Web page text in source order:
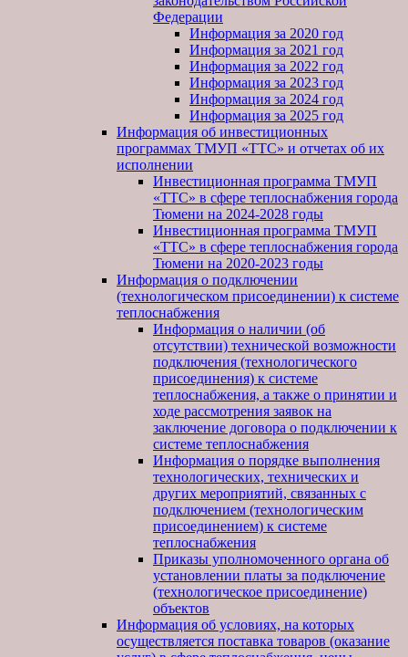
Федерации
Информация за 2020 год
Информация за 2021 год
Информация за 2022 год
Информация за 2023 год
Информация за 2024 год
Информация за 2025 год
Информация об инвестиционных
программах ТМУП «ТТС» и отчетах об их
исполнении
Инвестиционная программа ТМУП
«ТТС» в сфере теплоснабжения города
Тюмени на 2024-2028 годы
Инвестиционная программа ТМУП
«ТТС» в сфере теплоснабжения города
Тюмени на 2020-2023 годы
Информация о подключении
(технологическом присоединении) к системе
теплоснабжения
Информация о наличии (об
отсутствии) технической возможности
подключения (технологического
присоединения) к системе
теплоснабжения, а также о принятии и
ходе рассмотрения заявок на
заключение договора о подключении к
системе теплоснабжения
Информация о порядке выполнения
технологических, технических и
других мероприятий, связанных с
подключением (технологическим
присоединением) к системе
теплоснабжения
Приказы уполномоченного органа об
установлении платы за подключение
(технологическое присоединение)
объектов
Информация об условиях, на которых
осуществляется поставка товаров (оказание